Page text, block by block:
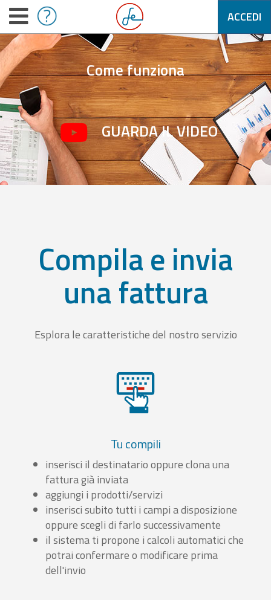
ACCEDI
Come funziona
GUARDA IL VIDEO
Compila e invia
una fattura
Esplora le caratteristiche del nostro servizio
Tu compili
inserisci il destinatario oppure clona una
fattura già inviata
aggiungi i prodotti/servizi
inserisci subito tutti i campi a disposizione
oppure scegli di farlo successivamente
il sistema ti propone i calcoli automatici che
potrai confermare o modificare prima
dell'invio